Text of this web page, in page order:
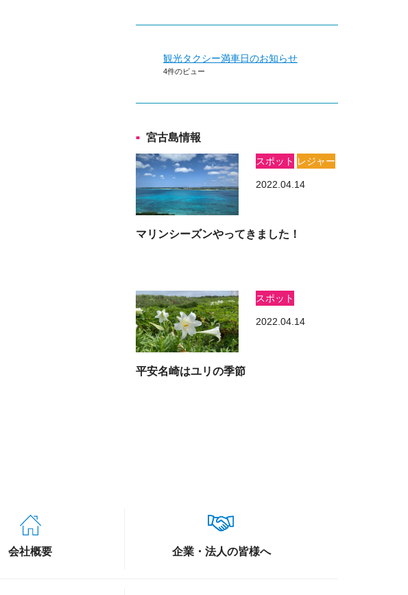
観光タクシー満車日のお知らせ
4件のビュー
宮古島情報
スポット レジャー
2022.04.14
マリンシーズンやってきました！
スポット
2022.04.14
平安名崎はユリの季節
会社概要 企業・法人の皆様へ